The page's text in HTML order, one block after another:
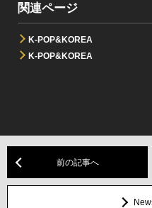
関連ページ
K-POP&KOREA
K-POP&KOREA
前の記事へ